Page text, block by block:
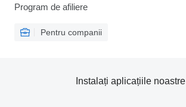
Program de afiliere
Pentru companii
Instalați aplicațiile noastre